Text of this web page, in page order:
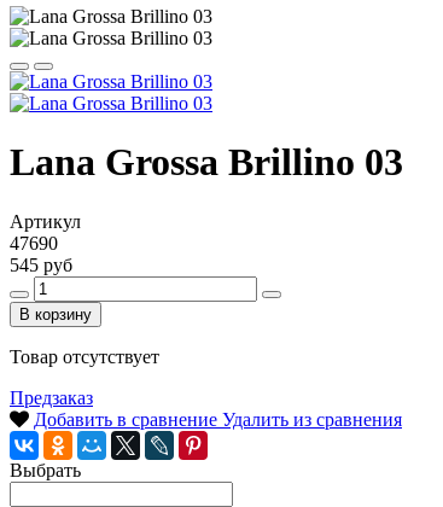
Lana Grossa Brillino 03
Артикул
47690
545 руб
В корзину
Товар отсутствует
Предзаказ
Добавить в сравнение Удалить из сравнения
Выбрать